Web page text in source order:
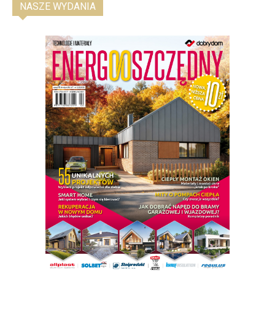
NASZE WYDANIA